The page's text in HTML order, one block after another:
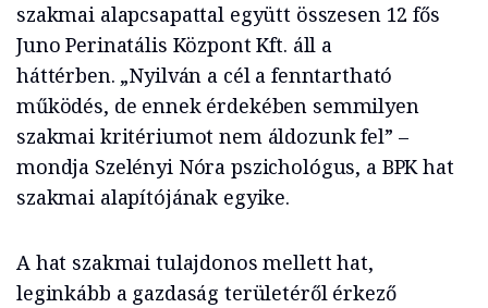
szakmai alapcsapattal együtt összesen 12 fős
Juno Perinatális Központ Kft. áll a
háttérben. „Nyilván a cél a fenntartható
működés, de ennek érdekében semmilyen
szakmai kritériumot nem áldozunk fel” –
mondja Szelényi Nóra pszichológus, a BPK hat
szakmai alapítójának egyike.
A hat szakmai tulajdonos mellett hat,
leginkább a gazdaság területéről érkező